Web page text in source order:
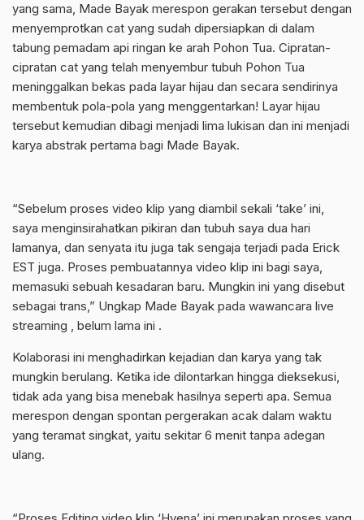
yang sama, Made Bayak merespon gerakan tersebut dengan
menyemprotkan cat yang sudah dipersiapkan di dalam
tabung pemadam api ringan ke arah Pohon Tua. Cipratan-
cipratan cat yang telah menyembur tubuh Pohon Tua
meninggalkan bekas pada layar hijau dan secara sendirinya
membentuk pola-pola yang menggentarkan! Layar hijau
tersebut kemudian dibagi menjadi lima lukisan dan ini menjadi
karya abstrak pertama bagi Made Bayak.
“Sebelum proses video klip yang diambil sekali ‘take’ ini,
saya menginsirahatkan pikiran dan tubuh saya dua hari
lamanya, dan senyata itu juga tak sengaja terjadi pada Erick
EST juga. Proses pembuatannya video klip ini bagi saya,
memasuki sebuah kesadaran baru. Mungkin ini yang disebut
sebagai trans,” Ungkap Made Bayak pada wawancara live
streaming , belum lama ini .
Kolaborasi ini menghadirkan kejadian dan karya yang tak
mungkin berulang. Ketika ide dilontarkan hingga dieksekusi,
tidak ada yang bisa menebak hasilnya seperti apa. Semua
merespon dengan spontan pergerakan acak dalam waktu
yang teramat singkat, yaitu sekitar 6 menit tanpa adegan
ulang.